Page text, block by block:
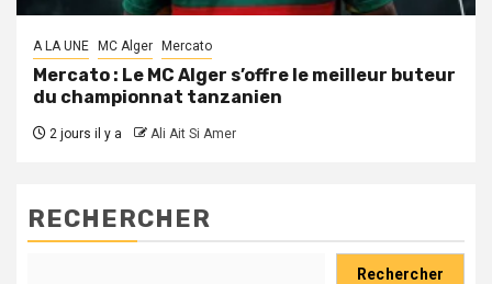
A LA UNE MC Alger Mercato
Mercato : Le MC Alger s’offre le meilleur buteur
du championnat tanzanien
2 jours il y a Ali Ait Si Amer
RECHERCHER
Rechercher